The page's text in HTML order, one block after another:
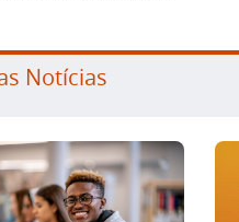
Notícias